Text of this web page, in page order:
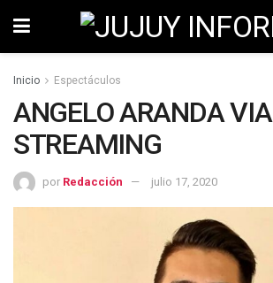
Inicio Espectáculos
ANGELO ARANDA VIA
STREAMING
por Redacción julio 17, 2020